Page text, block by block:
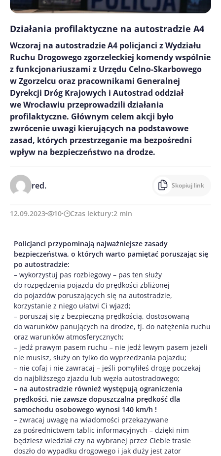
Działania profilaktyczne na autostradzie A4
Wczoraj na autostradzie A4 policjanci z Wydziału
Ruchu Drogowego zgorzeleckiej komendy wspólnie
z funkcjonariuszami z Urzędu Celno-Skarbowego
w Zgorzelcu oraz pracownikami Generalnej
Dyrekcji Dróg Krajowych i Autostrad oddział
we Wrocławiu przeprowadzili działania
profilaktyczne. Głównym celem akcji było
zwrócenie uwagi kierujących na podstawowe
zasad, których przestrzeganie ma bezpośredni
wpływ na bezpieczeństwo na drodze.
red. Skopiuj link
12.09.2023 10 Czas lektury:2 min
Policjanci przypominają najważniejsze zasady
bezpieczeństwa, o których warto pamiętać poruszając się
po autostradzie:
– wykorzystuj pas rozbiegowy – pas ten służy
do rozpędzenia pojazdu do prędkości zbliżonej
do pojazdów poruszających się na autostradzie,
korzystanie z niego ułatwi Ci wjazd;
– poruszaj się z bezpieczną prędkością, dostosowaną
do warunków panujących na drodze, tj. do natężenia ruchu
oraz warunków atmosferycznych;
– jedź prawym pasem ruchu – nie jedź lewym pasem jeżeli
nie musisz, służy on tylko do wyprzedzania pojazdu;
– nie cofaj i nie zawracaj – jeśli pomyliłeś drogę poczekaj
do najbliższego zjazdu lub węzła autostradowego;
– na autostradzie również występują ograniczenia
prędkości, nie zawsze dopuszczalna prędkość dla
samochodu osobowego wynosi 140 km/h !
– zwracaj uwagę na wiadomości przekazywane
za pośrednictwem tablic informacyjnych – dzięki nim
będziesz wiedział czy na wybranej przez Ciebie trasie
doszło do wypadku drogowego i jak duży jest zator